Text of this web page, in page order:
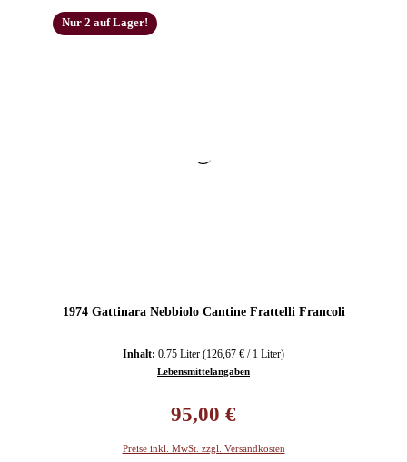
Nur 2 auf Lager!
1974 Gattinara Nebbiolo Cantine Frattelli Francoli
Inhalt: 0.75 Liter (126,67 € / 1 Liter)
Lebensmittelangaben
95,00 €
Preise inkl. MwSt. zzgl. Versandkosten